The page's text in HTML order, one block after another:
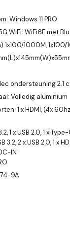
Windows 11 PRO
WiFi: WiFi6E met
1x100/1000M,
ondersteuning 2.1
Volledig aluminium
1 x HDMI, (4x
1 x USB 2.0, 1 x
3.2, 2 x USB 2.0, 1 x
IN
9A